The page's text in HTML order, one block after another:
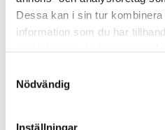
Dessa kan i sin tur
information som du har
Nödvändig
Inställningar
Påverkansarbete